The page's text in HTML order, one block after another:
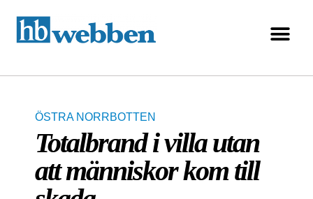
ÖSTRA NORRBOTTEN
Totalbrand i villa utan
att människor kom till